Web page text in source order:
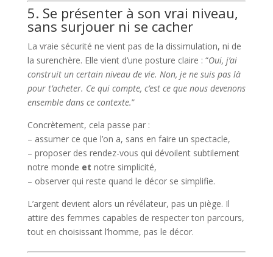
5. Se présenter à son vrai niveau,
sans surjouer ni se cacher
La vraie sécurité ne vient pas de la dissimulation, ni de
la surenchère. Elle vient d’une posture claire : “Oui, j’ai
construit un certain niveau de vie. Non, je ne suis pas là
pour t’acheter. Ce qui compte, c’est ce que nous devenons
ensemble dans ce contexte.”
Concrètement, cela passe par :
– assumer ce que l’on a, sans en faire un spectacle,
– proposer des rendez-vous qui dévoilent subtilement
notre monde et notre simplicité,
– observer qui reste quand le décor se simplifie.
L’argent devient alors un révélateur, pas un piège. Il
attire des femmes capables de respecter ton parcours,
tout en choisissant l’homme, pas le décor.